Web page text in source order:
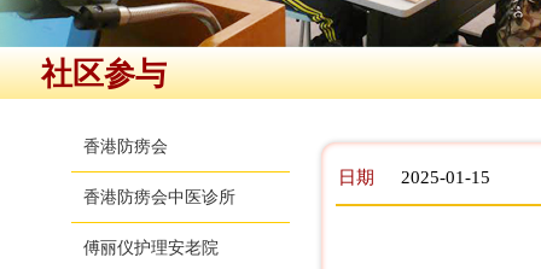
社区参与
香港防痨会
香港防痨会中医诊所
傅丽仪护理安老院
日期 2025-01-15